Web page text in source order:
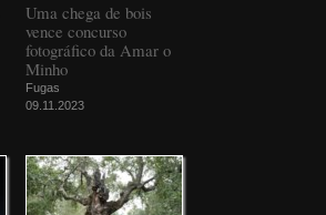
Uma chega de bois
vence concurso
fotográfico da Amar o
Minho
Fugas
09.11.2023